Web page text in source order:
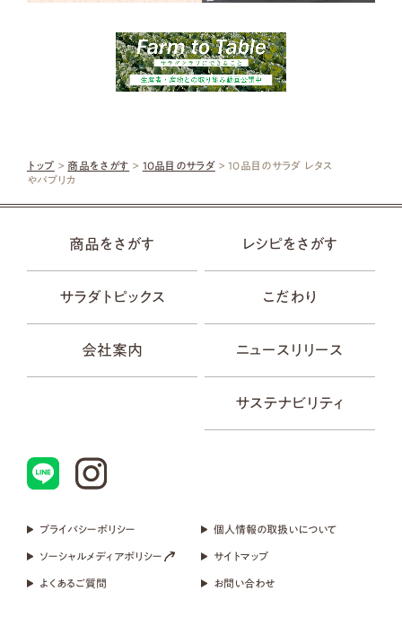
トップ >商品をさがす > 10品目のサラダ> 10品目のサラダ レタス
やパプリカ
商品をさがす レシピをさがす
サラダトピックス こだわり
会社案内 ニュースリリース
サステナビリティ
プライバシーポリシー 個人情報の取扱いについて
ソーシャルメディアポリシー サイトマップ
よくあるご質問 お問い合わせ